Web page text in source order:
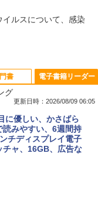
ルスについて、感染
Neo A18 Proチッ
トブック：AIとAppl
に設計、Liquid Ret
ユニファイドメモ
レージ、1080p Fac
- 800 Robux 【限
を含む】 【オンラ
ロブロックス | オン
書
テキスト 第４版
電子書籍リーダー
グ
更新日時：2026/08/09 06:05
優しい、かさばら
みやすい、6週間持
チディスプレイ電子
チャ、16GB、広告な